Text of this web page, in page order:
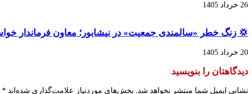
26 خرداد 1405
💢 زنگ خطر «سالمندی جمعیت» در نیشابور؛ معاون فرماندار
20 خرداد 1405
دیدگاهتان را بنویسید
نشانی ایمیل شما منتشر نخواهد شد. بخش‌های موردنیاز علامت‌گذاری شده‌اند *